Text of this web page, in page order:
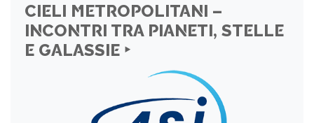
CIELI METROPOLITANI –
INCONTRI TRA PIANETI, STELLE
E GALASSIE ‣